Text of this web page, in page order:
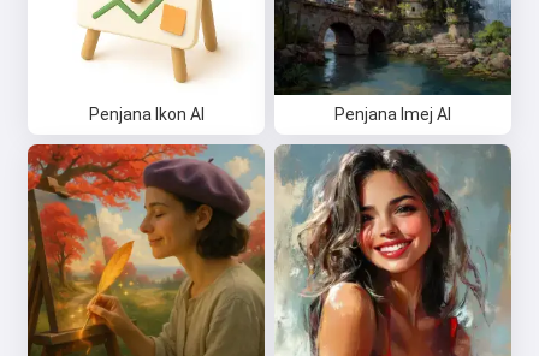
Penjana Ikon AI Penjana Imej AI